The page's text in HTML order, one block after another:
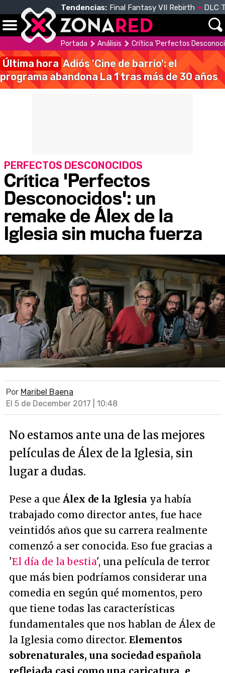
Tendencias: Final Fantasy VII Rebirth DLC
Portada Análisis Crítica 'Perfectos
Última hora Adiós 'Cine de barrio': el
programa abandona La 1 tras más de 30 años
Crítica 'Perfectos
Desconocidos': un
remake de Álex de la
Iglesia sin mucha fuerza
PERFECTOS DESCONOCIDOS
Por Maribel Baena
El 5 de December 2017 | 10:48
No estamos ante una de las mejores
películas de Álex de la Iglesia, sin
lugar a dudas.
Pese a que Álex de la Iglesia ya había
trabajado como director antes, fue hace
veintidós años que su carrera realmente
comenzó a ser conocida. Eso fue gracias a
'El día de la bestia', una película de terror
que más bien podríamos considerar una
comedia en según qué momentos, pero
que tiene todas las características
fundamentales que nos hablan de Álex de
la Iglesia como director. Elementos
sobrenaturales, una sociedad española